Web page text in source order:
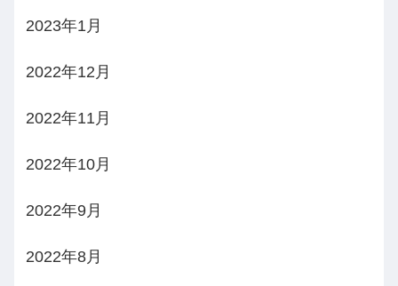
2023年1月
2022年12月
2022年11月
2022年10月
2022年9月
2022年8月